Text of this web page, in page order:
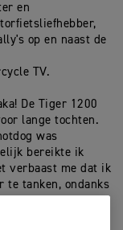
en
op en naast de
TV.
De Tiger 1200
lange tochten.
was
bereikte ik
verbaast me dat ik
te tanken, ondanks